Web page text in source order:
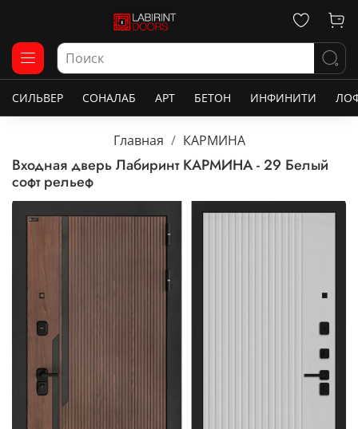
СИЛЬВЕР СОНАЛАБ АРТ БЕТОН ИНФИНИТИ
Главная КАРМИНА
Входная дверь Лабиринт КАРМИНА - 29 Белый
софт рельеф